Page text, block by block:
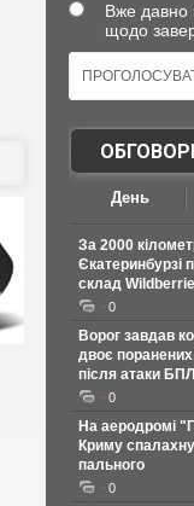
Вже давно
щодо
День
За 2000
Єкатеринбурзі
склад
0
Ворог завдав
двоє
після атаки
0
На аеродромі
Криму
пального
0